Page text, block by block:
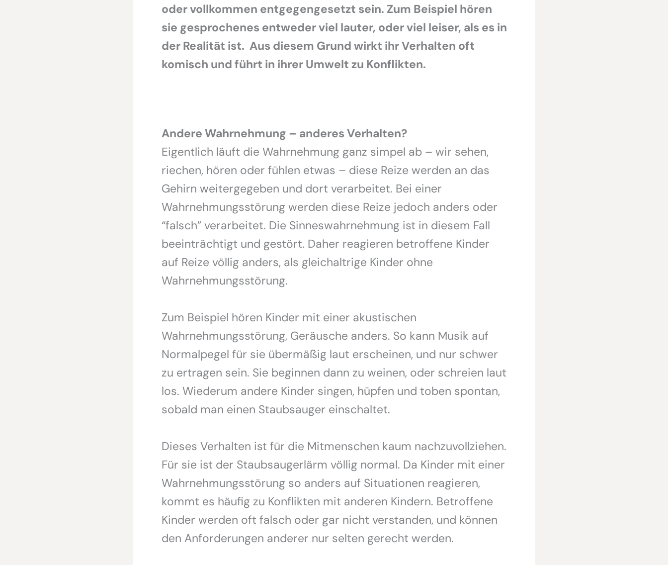
oder vollkommen entgegengesetzt sein. Zum Beispiel hören
sie gesprochenes entweder viel lauter, oder viel leiser, als es in
der Realität ist. Aus diesem Grund wirkt ihr Verhalten oft
komisch und führt in ihrer Umwelt zu Konflikten.
Andere Wahrnehmung – anderes Verhalten?
Eigentlich läuft die Wahrnehmung ganz simpel ab – wir sehen,
riechen, hören oder fühlen etwas – diese Reize werden an das
Gehirn weitergegeben und dort verarbeitet. Bei einer
Wahrnehmungsstörung werden diese Reize jedoch anders oder
“falsch” verarbeitet. Die Sinneswahrnehmung ist in diesem Fall
beeinträchtigt und gestört. Daher reagieren betroffene Kinder
auf Reize völlig anders, als gleichaltrige Kinder ohne
Wahrnehmungsstörung.
Zum Beispiel hören Kinder mit einer akustischen
Wahrnehmungsstörung, Geräusche anders. So kann Musik auf
Normalpegel für sie übermäßig laut erscheinen, und nur schwer
zu ertragen sein. Sie beginnen dann zu weinen, oder schreien laut
los. Wiederum andere Kinder singen, hüpfen und toben spontan,
sobald man einen Staubsauger einschaltet.
Dieses Verhalten ist für die Mitmenschen kaum nachzuvollziehen.
Für sie ist der Staubsaugerlärm völlig normal. Da Kinder mit einer
Wahrnehmungsstörung so anders auf Situationen reagieren,
kommt es häufig zu Konflikten mit anderen Kindern. Betroffene
Kinder werden oft falsch oder gar nicht verstanden, und können
den Anforderungen anderer nur selten gerecht werden.